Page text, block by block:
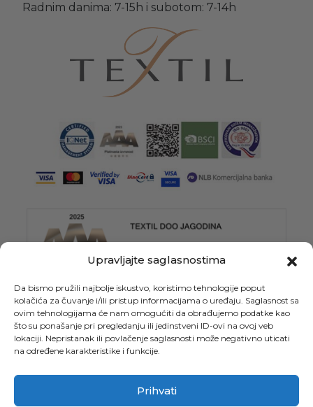
Upravljajte saglasnostima
Da bismo pružili najbolje iskustvo, koristimo tehnologije poput
kolačića za čuvanje i/ili pristup informacijama o uređaju. Saglasnost sa
ovim tehnologijama će nam omogućiti da obrađujemo podatke kao
što su ponašanje pri pregledanju ili jedinstveni ID-ovi na ovoj veb
lokaciji. Nepristanak ili povlačenje saglasnosti može negativno uticati
na određene karakteristike i funkcije.
Prihvati
Radnim danima: 7-15h i subotom: 7-14h